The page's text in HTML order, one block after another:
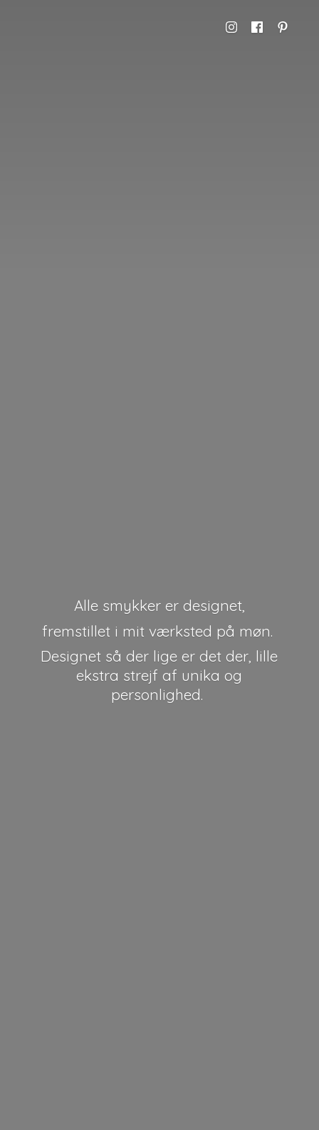
Alle smykker er designet,
fremstillet i mit værksted på møn.
Designet så der lige er det der, lille
ekstra strejf af unikaog
personlighed.